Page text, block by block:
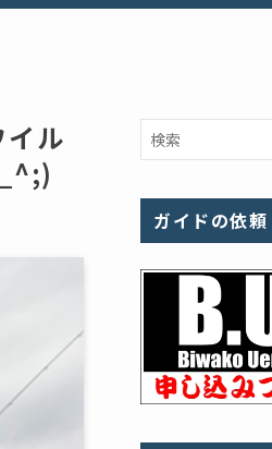
ル
ガイドの依頼